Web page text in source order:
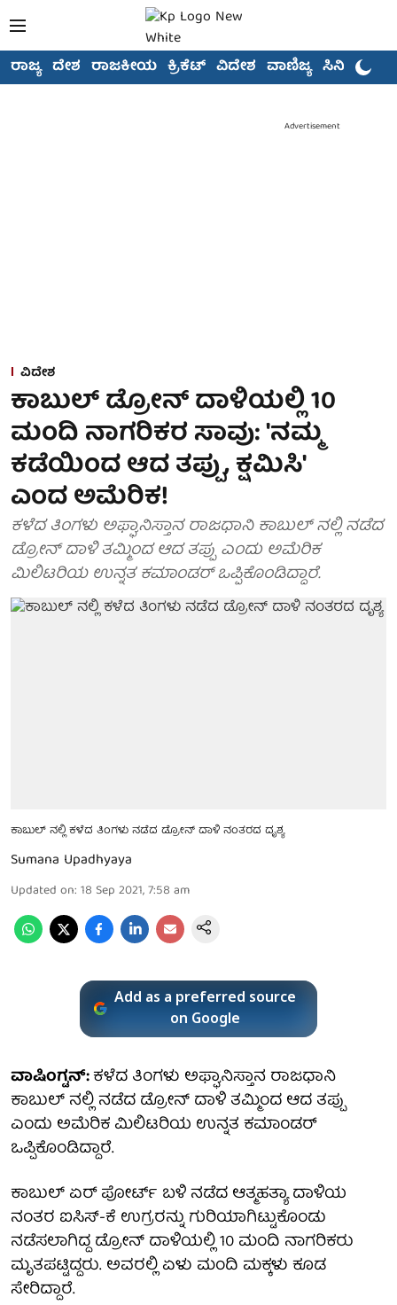
ರಾಜ್ಯ ದೇಶ ರಾಜಕೀಯ ಕ್ರಿಕೆಟ್ ವಿದೇಶ ವಾಣಿಜ್ಯ ಸಿನಿಮಾ
Advertisement
ವಿದೇಶ
ಕಾಬುಲ್ ಡ್ರೋನ್ ದಾಳಿಯಲ್ಲಿ 10
ಮಂದಿ ನಾಗರಿಕರ ಸಾವು: 'ನಮ್ಮ
ಕಡೆಯಿಂದ ಆದ ತಪ್ಪು, ಕ್ಷಮಿಸಿ'
ಎಂದ ಅಮೆರಿಕ!
ಕಳೆದ ತಿಂಗಳು ಅಫ್ಘಾನಿಸ್ತಾನ ರಾಜಧಾನಿ ಕಾಬುಲ್ ನಲ್ಲಿ ನಡೆದ
ಡ್ರೋನ್ ದಾಳಿ ತಮ್ಮಿಂದ ಆದ ತಪ್ಪು ಎಂದು ಅಮೆರಿಕ
ಮಿಲಿಟರಿಯ ಉನ್ನತ ಕಮಾಂಡರ್ ಒಪ್ಪಿಕೊಂಡಿದ್ದಾರೆ.
ಕಾಬುಲ್ ನಲ್ಲಿ ಕಳೆದ ತಿಂಗಳು ನಡೆದ ಡ್ರೋನ್ ದಾಳಿ ನಂತರದ ದೃಶ್ಯ
Sumana Upadhyaya
Updated on: 18 Sep 2021, 7:58 am
Add as a preferred source
on Google
ವಾಷಿಂಗ್ಟನ್:ಕಳೆದ ತಿಂಗಳು ಅಫ್ಘಾನಿಸ್ತಾನ ರಾಜಧಾನಿ
ಕಾಬುಲ್ ನಲ್ಲಿ ನಡೆದ ಡ್ರೋನ್ ದಾಳಿ ತಮ್ಮಿಂದ ಆದ ತಪ್ಪು
ಎಂದು ಅಮೆರಿಕ ಮಿಲಿಟರಿಯ ಉನ್ನತ ಕಮಾಂಡರ್
ಒಪ್ಪಿಕೊಂಡಿದ್ದಾರೆ.
ಕಾಬುಲ್ ಏರ್ ಪೋರ್ಟ್ ಬಳಿ ನಡೆದ ಆತ್ಮಹತ್ಯಾ ದಾಳಿಯ
ನಂತರ ಐಸಿಸ್-ಕೆ ಉಗ್ರರನ್ನು ಗುರಿಯಾಗಿಟ್ಟುಕೊಂಡು
ನಡೆಸಲಾಗಿದ್ದ ಡ್ರೋನ್ ದಾಳಿಯಲ್ಲಿ 10 ಮಂದಿ ನಾಗರಿಕರು
ಮೃತಪಟ್ಟಿದ್ದರು. ಅವರಲ್ಲಿ ಏಳು ಮಂದಿ ಮಕ್ಕಳು ಕೂಡ
ಸೇರಿದ್ದಾರೆ.